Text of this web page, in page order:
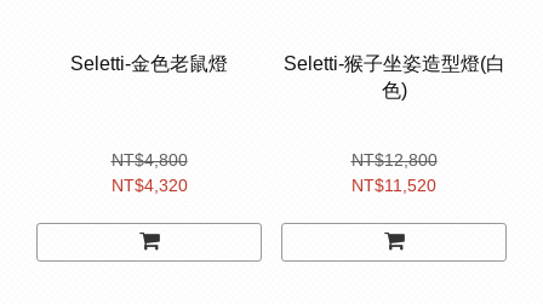
Seletti-金色老鼠燈
NT$4,800
NT$4,320
Seletti-猴子坐姿造型燈(白
色)
NT$12,800
NT$11,520